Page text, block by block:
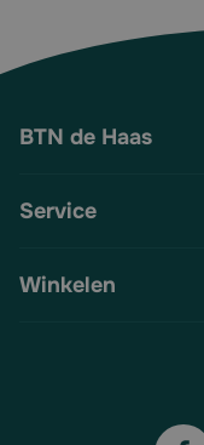
BTN de Haas
Service
Winkelen